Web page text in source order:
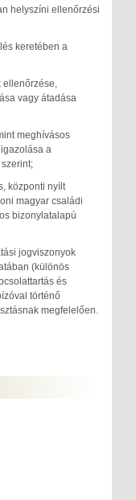
helyszíni ellenőrzési
keretében a
ellenőrzése,
vagy átadása
meghívásos
a
központi nyílt
magyar családi
bizonylatalapú
jogviszonyok
(különös
és
történő
megfelelően.